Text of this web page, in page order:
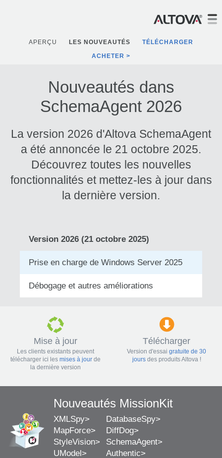
APERÇU LES NOUVEAUTÉS
TÉLÉCHARGER
ACHETER
Nouveautés dans
SchemaAgent 2026
La version 2026 d'Altova SchemaAgent
a été annoncée le 21 octobre 2025.
Découvrez toutes les nouvelles
fonctionnalités et mettez-les à jour dans
la dernière version.
Version 2026 (21 octobre 2025)
Prise en charge de Windows Server 2025
Débogage et autres améliorations
Mise à jour
Les clients existants peuvent
télécharger ici les mises à jour de
la dernière version
Télécharger
Version d'essai gratuite de 30
joursdes produits Altova !
Nouveautés MissionKit
XMLSpy
MapForce
StyleVision
UModel
DatabaseSpy
DiffDog
SchemaAgent
Authentic